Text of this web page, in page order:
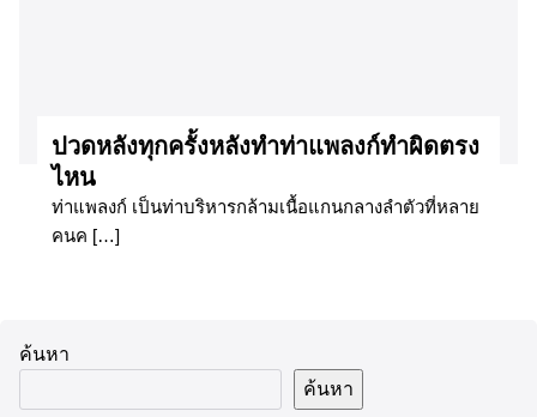
ปวดหลังทุกครั้งหลังทำท่าแพลงก์ทำผิดตรง
ไหน
ท่าแพลงก์ เป็นท่าบริหารกล้ามเนื้อแกนกลางลำตัวที่หลาย
คนค […]
ค้นหา
ค้นหา